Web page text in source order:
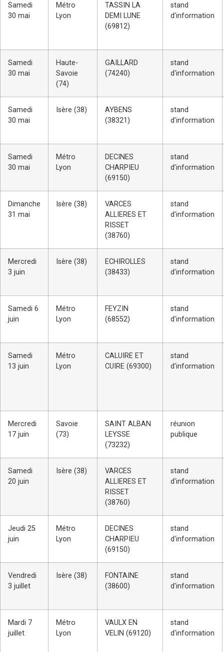
Samedi
30 mai
Métro
Lyon
TASSIN LA
DEMI LUNE
(69812)
stand
d'information
Samedi
30 mai
Haute-
Savoie
(74)
GAILLARD
(74240)
stand
d'information
Samedi
30 mai
Isère (38)
AYBENS
(38321)
stand
d'information
Samedi
30 mai
Métro
Lyon
DECINES
CHARPIEU
(69150)
stand
d'information
Dimanche
31 mai
Isère (38)
VARCES
ALLIERES ET
RISSET
(38760)
stand
d'information
Mercredi
3 juin
Isère (38)
ECHIROLLES
(38433)
stand
d'information
Samedi 6
juin
Métro
Lyon
FEYZIN
(68552)
stand
d'information
Samedi
13 juin
Métro
Lyon
CALUIRE ET
CUIRE (69300)
stand
d'information
Mercredi
17 juin
Savoie
(73)
SAINT ALBAN
LEYSSE
(73232)
réunion
publique
Samedi
20 juin
Isère (38)
VARCES
ALLIERES ET
RISSET
(38760)
stand
d'information
Jeudi 25
juin
Métro
Lyon
DECINES
CHARPIEU
(69150)
stand
d'information
Vendredi
3 juillet
Isère (38)
FONTAINE
(38600)
stand
d'information
Mardi 7
juillet
Métro
Lyon
VAULX EN
VELIN (69120)
stand
d'information